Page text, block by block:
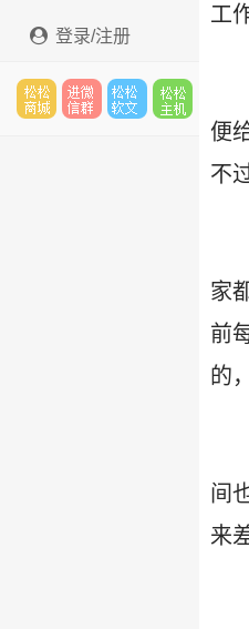
登录/注册
工
便
不
家
前
的
间
来